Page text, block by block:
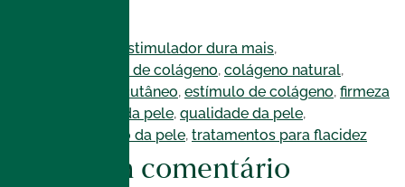
bioestimulador dura mais,
bioestimuladores de colágeno, colágeno natural,
envelhecimento cutâneo, estímulo de colágeno, firmeza
flacidez da pele, qualidade da pele,
rejuvenescimento da pele, tratamentos para flacidez
Deixe um comentário